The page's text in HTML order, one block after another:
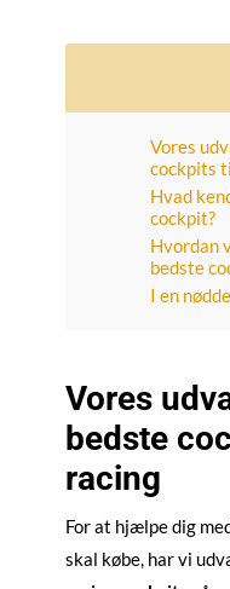
Vores
cockpits
Hvad
cockpit?
Hvordan
bedste
I en
Vores
bedste
racing
For at hjælpe dig
skal købe, har vi